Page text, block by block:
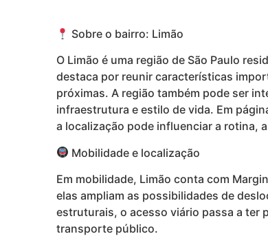
Sobre o bairro: Limão
O Limão é uma região de São Paulo
destaca por reunir características
próximas. A região também pode ser
infraestrutura e estilo de vida. Em
a localização pode influenciar a rotina,
Mobilidade e localização
Em mobilidade, Limão conta com
elas ampliam as possibilidades de
estruturais, o acesso viário passa a ter
transporte público.